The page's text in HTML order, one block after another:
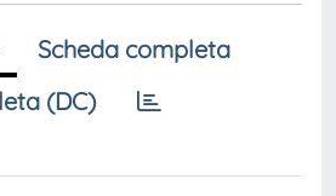
Scheda completa
(DC)